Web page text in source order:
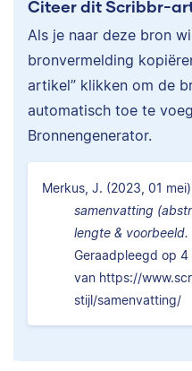
Citeer dit Scribbr-
Als je naar deze bron
bronvermelding
artikel” klikken om de
automatisch toe te
Bronnengenerator.
Merkus, J. (2023, 01
samenvatting
lengte & voorbeeld.
Geraadpleegd op 4
van https://
stijl/samenvatting/